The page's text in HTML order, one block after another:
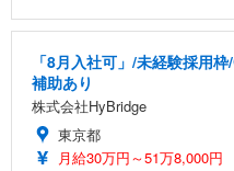
「8月入社可」/未経験採用
補助あり
株式会社HyBridge
東京都
月給30万円～51万8,000円